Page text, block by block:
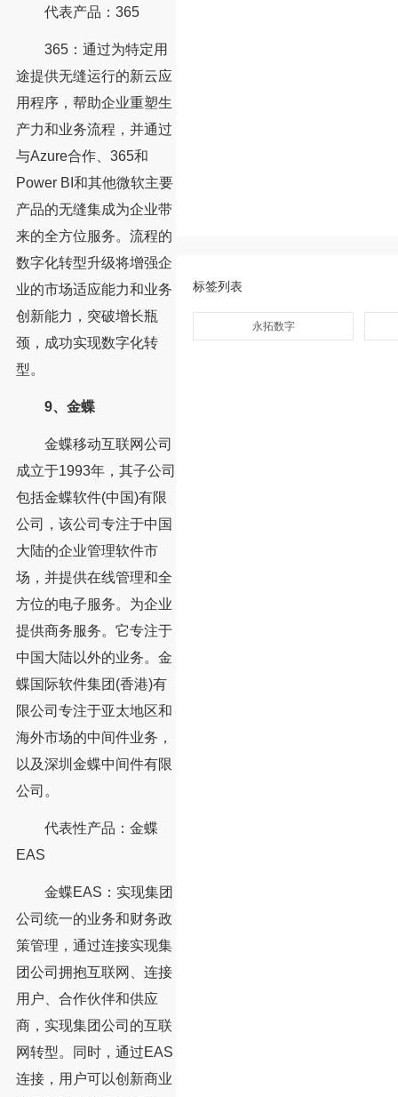
代表产品：365
365：通过为特定用
途提供无缝运行的新云应
用程序，帮助企业重塑生
产力和业务流程，并通过
与Azure合作、365和
Power BI和其他微软主要
产品的无缝集成为企业带
来的全方位服务。流程的
数字化转型升级将增强企
业的市场适应能力和业务
创新能力，突破增长瓶
颈，成功实现数字化转
型。
9、金蝶
金蝶移动互联网公司
成立于1993年，其子公司
包括金蝶软件(中国)有限
公司，该公司专注于中国
大陆的企业管理软件市
场，并提供在线管理和全
方位的电子服务。为企业
提供商务服务。它专注于
中国大陆以外的业务。金
蝶国际软件集团(香港)有
限公司专注于亚太地区和
海外市场的中间件业务，
以及深圳金蝶中间件有限
公司。
代表性产品：金蝶
EAS
金蝶EAS：实现集团
公司统一的业务和财务政
策管理，通过连接实现集
团公司拥抱互联网、连接
用户、合作伙伴和供应
商，实现集团公司的互联
网转型。同时，通过EAS
连接，用户可以创新商业
标签列表
永拓数字